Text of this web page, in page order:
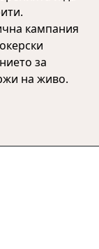
кампания
за
на живо.